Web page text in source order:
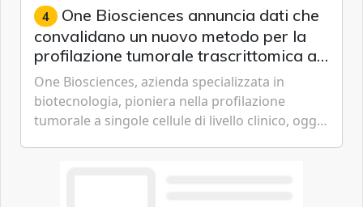
4 One Biosciences annuncia dati che
convalidano un nuovo metodo per la
profilazione tumorale trascrittomica a
singole cellule da campioni istologici
One Biosciences, azienda specializzata in
biotecnologia, pioniera nella profilazione
tumorale a singole cellule di livello clinico, oggi